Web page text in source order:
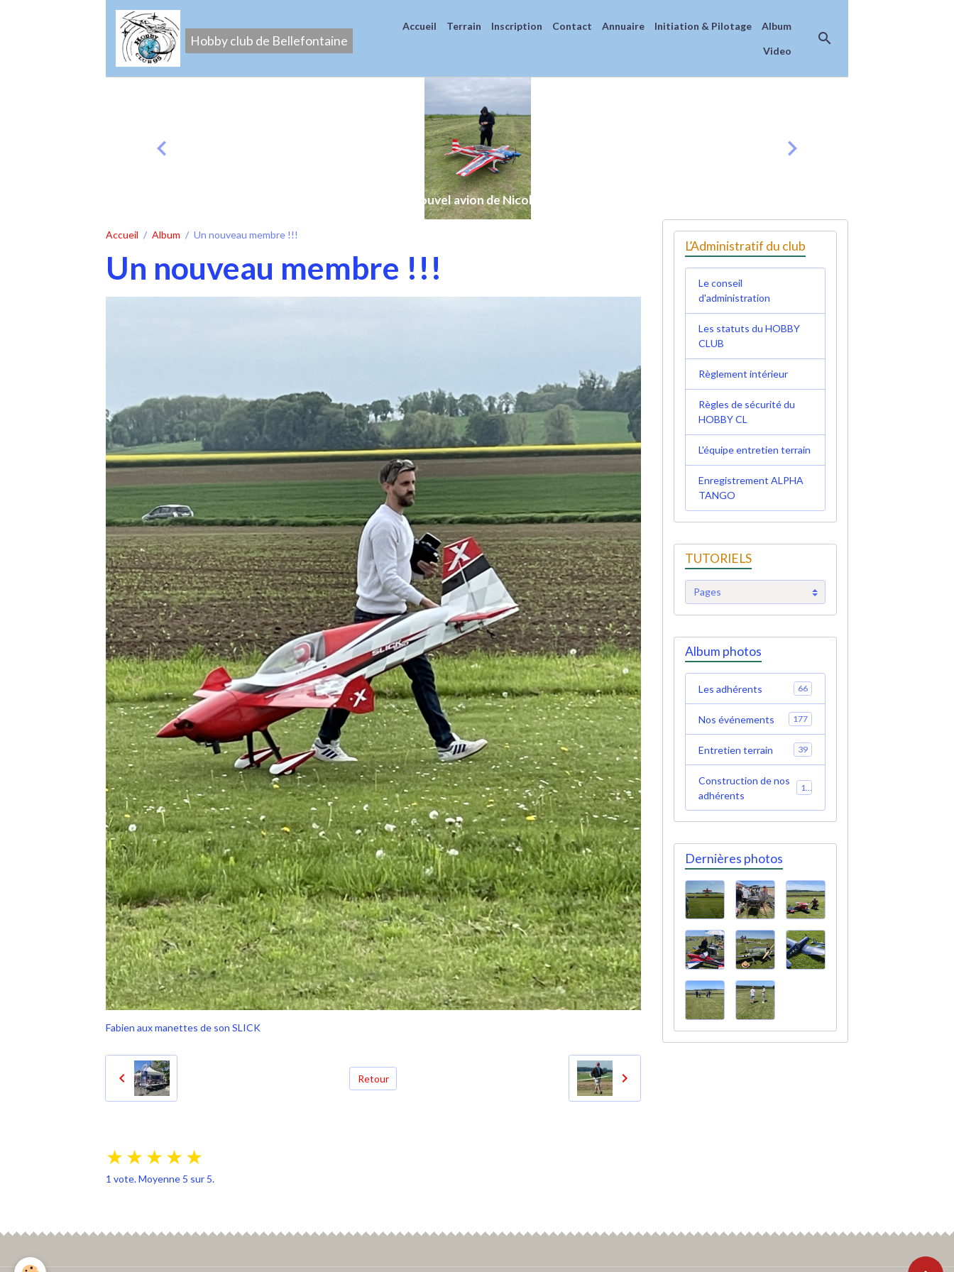
Hobby club de Bellefontaine
Accueil Terrain Inscription Contact Annuaire Initiation & Pilotage Album
Video
Nouvel avion de Nicolas
Accueil Album Un nouveau membre !!!
Un nouveau membre !!!
Fabien aux manettes de son SLICK
Retour
★ ★ ★ ★ ★
1 vote. Moyenne 5 sur 5.
L’Administratif du club
Le conseil
d'administration
Les statuts du HOBBY
CLUB
Règlement intérieur
Règles de sécurité du
HOBBY CL
L'équipe entretien terrain
Enregistrement ALPHA
TANGO
TUTORIELS
Album photos
Les adhérents 66
Nos événements 177
Entretien terrain 39
Construction de nos
adhérents
Dernières photos